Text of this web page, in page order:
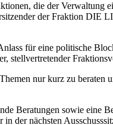
die der Verwaltung
der Fraktion DIE
für eine politische
stellvertretender
nur kurz zu beraten
Beratungen sowie eine
der nächsten